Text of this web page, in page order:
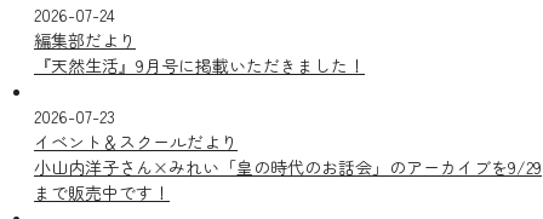
2026-07-24
編集部だより
『天然生活』9月号に掲載いただきました！
2026-07-23
イベント＆スクールだより
小山内洋子さん×みれい「皇の時代のお話会」のアーカイブを9/29
まで販売中です！